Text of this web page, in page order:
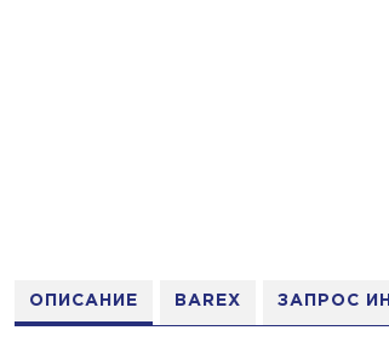
ОПИСАНИЕ BAREX ЗАПРОС